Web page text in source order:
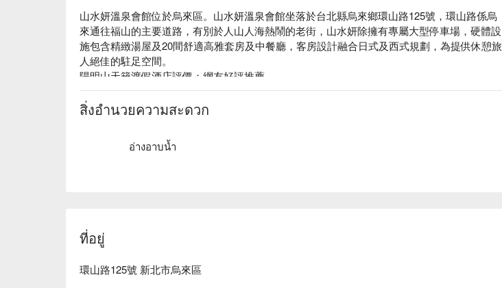
山水妍溫泉會館位於烏來區。山水妍溫泉會館坐落於台北縣烏來鄉環山路125號，環山路係烏
來通往福山的主要道路，有別於人山人海熱鬧的老街，山水妍除擁有專屬大型停車場，硬體設
施包含精緻湯屋及20間舒適高雅套房及中餐廳，客房設計融合日式及西式規劃，為提供休憩旅
人絕佳的駐足空間。
陽明山天籟渡假酒店評價：網友好評推薦。
陽明山天籟渡假酒店推薦：環山路居高臨下，讓來到山水妍的顧客將烏來群山美景盡收眼底，
在冷熱雙池的溫泉洗禮後，達到身體的完全放鬆，砌一壺茶、淺嚐小酌，享受平靜心靈的沉
สิ่งอำนวยความสะดวก
อ่างอาบน้ำ
ที่อยู่
環山路125號 新北市烏來區